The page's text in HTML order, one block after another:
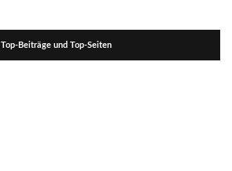
Top-Beiträge und Top-Seiten